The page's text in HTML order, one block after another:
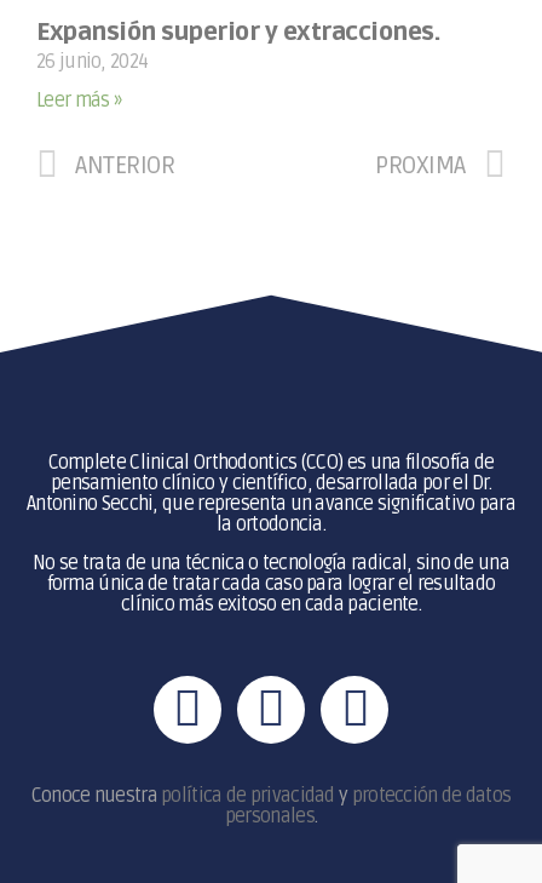
Expansión superior y extracciones.
26 junio, 2024
Leer más »
ANTERIOR PRÓXIMA
Complete Clinical Orthodontics (CCO) es una filosofía de
pensamiento clínico y científico, desarrollada por el Dr.
Antonino Secchi, que representa un avance significativo para
la ortodoncia.
No se trata de una técnica o tecnología radical, sino de una
forma única de tratar cada caso para lograr el resultado
clínico más exitoso en cada paciente.
Conoce nuestra política de privacidad y protección de datos
personales.